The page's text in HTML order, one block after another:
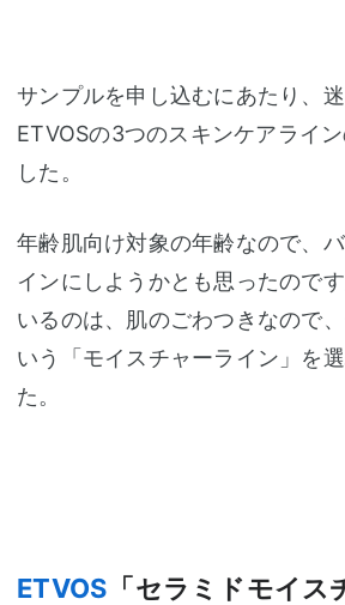
サンプルを申し込むにあたり、迷
ETVOSの3つのスキンケアライ
した。
年齢肌向け対象の年齢なので、
インにしようかとも思ったので
いるのは、肌のごわつきなので
いう「モイスチャーライン」を
た。
ETVOS 「セラミドモイス